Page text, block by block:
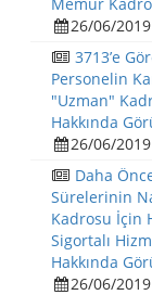
26/06/2019
3713’e
Personelin
"Uzman"
Hakkında
26/06/2019
Daha
Sürelerinin
Kadrosu İçin
Sigortalı
Hakkında
26/06/2019